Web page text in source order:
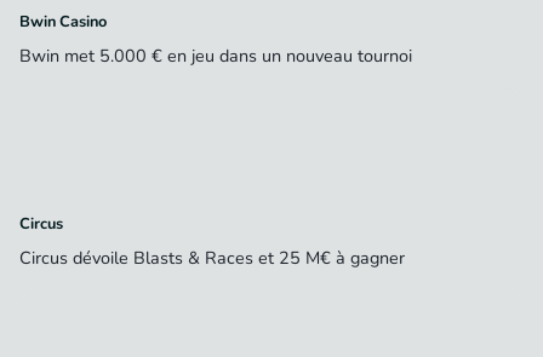
Bwin Casino
Bwin met 5.000 € en jeu dans un nouveau tournoi
Circus
Circus dévoile Blasts & Races et 25 M€ à gagner